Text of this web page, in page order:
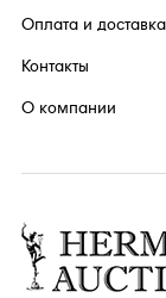
Оплата и доставка
Контакты
О компании